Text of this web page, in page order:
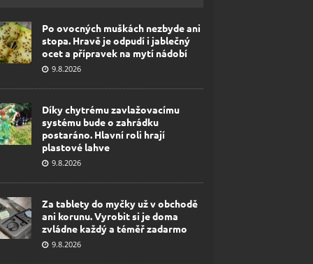
Po ovocných muškách nezbyde ani
stopa. Hravě je odpudí i jablečný
ocet a přípravek na mytí nádobí
9.8.2026
Díky chytrému zavlažovacímu
systému bude o zahrádku
postaráno. Hlavní roli hrají
plastové lahve
9.8.2026
Za tablety do myčky už v obchodě
ani korunu. Vyrobit si je doma
zvládne každý a téměř zadarmo
9.8.2026